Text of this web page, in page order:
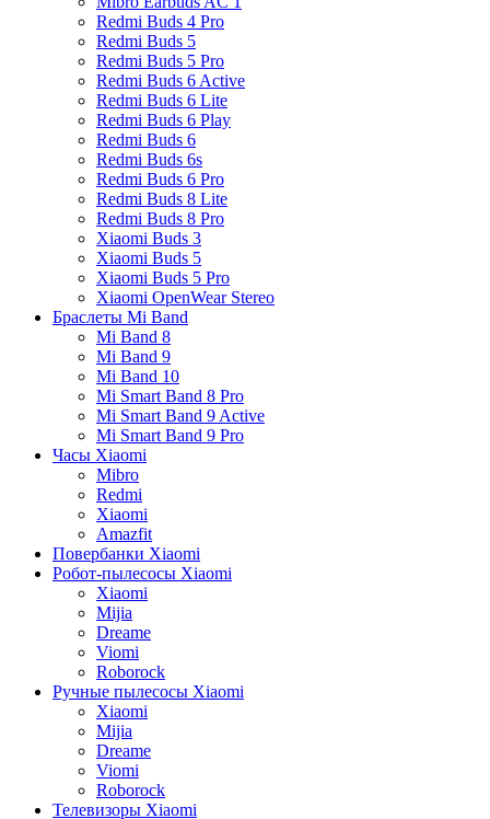
Redmi Buds 4 Pro
Redmi Buds 5
Redmi Buds 5 Pro
Redmi Buds 6 Active
Redmi Buds 6 Lite
Redmi Buds 6 Play
Redmi Buds 6
Redmi Buds 6s
Redmi Buds 6 Pro
Redmi Buds 8 Lite
Redmi Buds 8 Pro
Xiaomi Buds 3
Xiaomi Buds 5
Xiaomi Buds 5 Pro
Xiaomi OpenWear Stereo
Браслеты Mi Band
Mi Band 8
Mi Band 9
Mi Band 10
Mi Smart Band 8 Pro
Mi Smart Band 9 Active
Mi Smart Band 9 Pro
Часы Xiaomi
Mibro
Redmi
Xiaomi
Amazfit
Повербанки Xiaomi
Робот-пылесосы Xiaomi
Xiaomi
Mijia
Dreame
Viomi
Roborock
Ручные пылесосы Xiaomi
Xiaomi
Mijia
Dreame
Viomi
Roborock
Телевизоры Xiaomi